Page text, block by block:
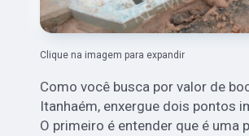
Clique na imagem para expandir
Como você busca por valor de
Itanhaém, enxergue dois pontos
O primeiro é entender que é uma